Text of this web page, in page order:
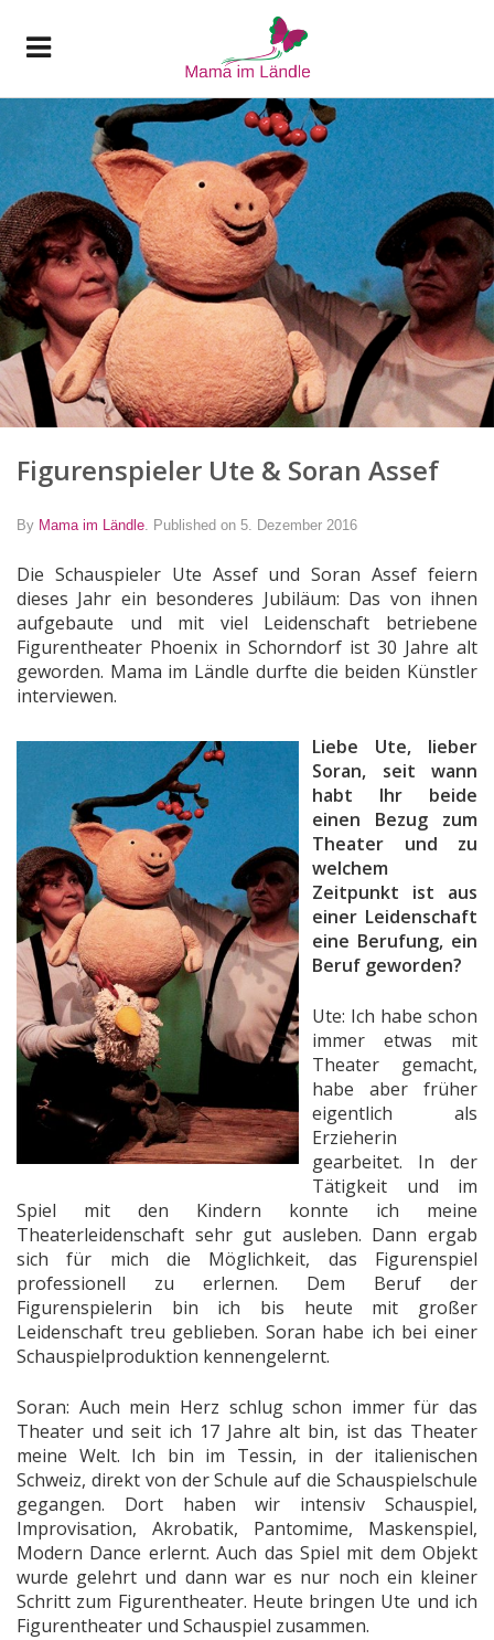
Figurenspieler Ute & Soran Assef
By Mama im Ländle. Published on 5. Dezember 2016
Die Schauspieler Ute Assef und Soran Assef feiern
dieses Jahr ein besonderes Jubiläum: Das von ihnen
aufgebaute und mit viel Leidenschaft betriebene
Figurentheater Phoenix in Schorndorf ist 30 Jahre alt
geworden. Mama im Ländle durfte die beiden Künstler
interviewen.
Liebe Ute, lieber
Soran, seit wann
habt Ihr beide
einen Bezug zum
Theater und zu
welchem
Zeitpunkt ist aus
einer Leidenschaft
eine Berufung, ein
Beruf geworden?
Ute: Ich habe schon
immer etwas mit
Theater gemacht,
habe aber früher
eigentlich als
Erzieherin
gearbeitet. In der
Tätigkeit und im
Spiel mit den Kindern konnte ich meine
Theaterleidenschaft sehr gut ausleben. Dann ergab
sich für mich die Möglichkeit, das Figurenspiel
professionell zu erlernen. Dem Beruf der
Figurenspielerin bin ich bis heute mit großer
Leidenschaft treu geblieben. Soran habe ich bei einer
Schauspielproduktion kennengelernt.
Soran: Auch mein Herz schlug schon immer für das
Theater und seit ich 17 Jahre alt bin, ist das Theater
meine Welt. Ich bin im Tessin, in der italienischen
Schweiz, direkt von der Schule auf die Schauspielschule
gegangen. Dort haben wir intensiv Schauspiel,
Improvisation, Akrobatik, Pantomime, Maskenspiel,
Modern Dance erlernt. Auch das Spiel mit dem Objekt
wurde gelehrt und dann war es nur noch ein kleiner
Schritt zum Figurentheater. Heute bringen Ute und ich
Figurentheater und Schauspiel zusammen.